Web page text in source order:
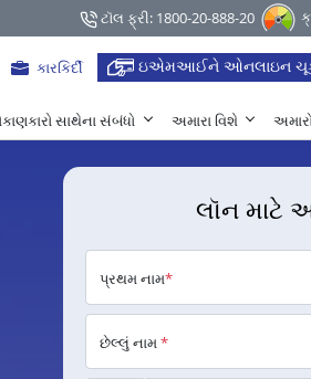
ટૉલ ફ્રી: 1800-20-888-20
કારકિર્દી ઇએમઆઈને ઓનલાઇન
સાથેના સંબંધો અમારા વિશે
લૉન માટે
પ્રથમ નામ*
છેલ્લું નામ*